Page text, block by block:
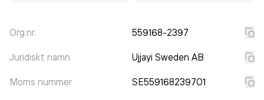
Org.nr. 559168-2397
Juridiskt namn Ujjayi Sweden AB
Moms nummer SE559168239701